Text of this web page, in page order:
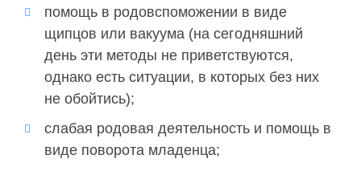
помощь в родовспоможении в виде
щипцов или вакуума (на сегодняшний
день эти методы не приветствуются,
однако есть ситуации, в которых без них
не обойтись);
слабая родовая деятельность и помощь в
виде поворота младенца;